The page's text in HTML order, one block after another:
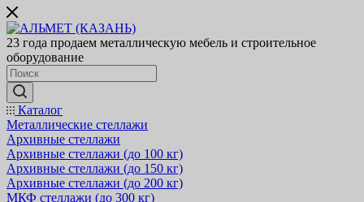
23 года продаем металлическую мебель и строительное
оборудование
Каталог
Металлические стеллажи
Архивные стеллажи
Архивные стеллажи (до 100 кг)
Архивные стеллажи (до 150 кг)
Архивные стеллажи (до 200 кг)
МКФ стеллажи (до 300 кг)